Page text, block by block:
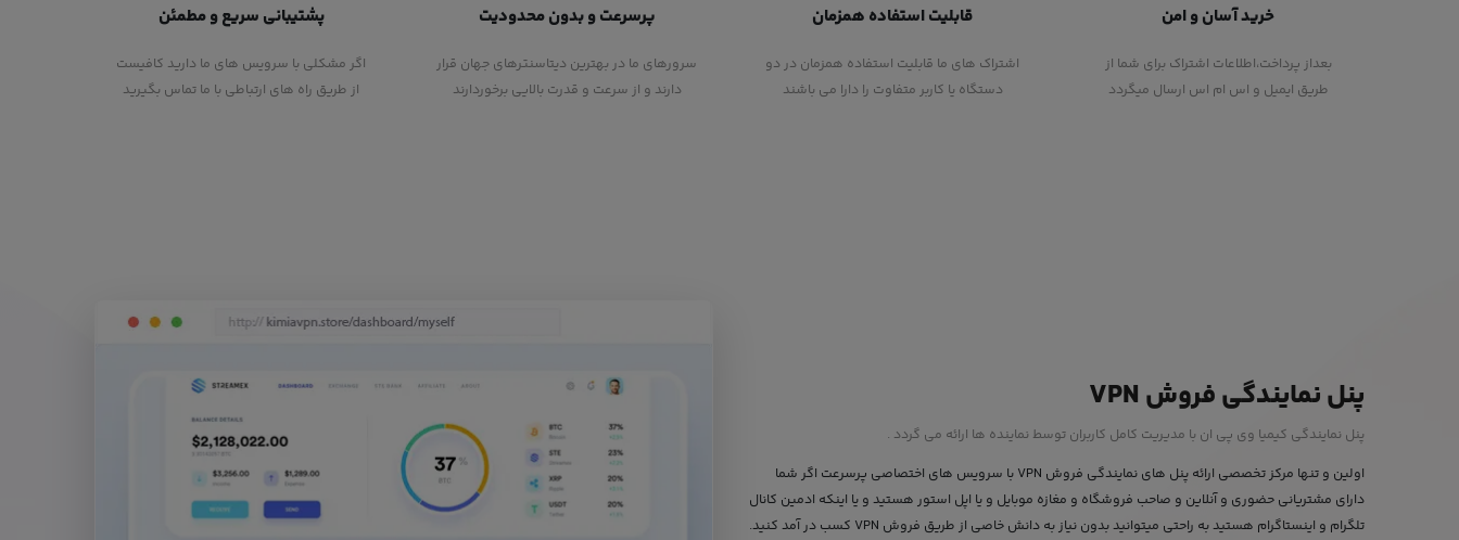
خرید آسان و امن
بعداز پرداخت،اطلاعات اشتراک برای شما از
طریق ایمیل و اس ام اس ارسال میگردد
قابلیت استفاده همزمان
اشتراک های ما قابلیت استفاده همزمان در دو
دستگاه یا کاربر متفاوت را دارا می باشند
پرسرعت و بدون محدودیت
سرورهای ما در بهترین دیتاسنترهای جهان قرار
دارند و از سرعت و قدرت بالایی برخوردارند
پشتیبانی سریع و مطمئن
اگر مشکلی با سرویس های ما دارید کافیست
از طریق راه های ارتباطی با ما تماس بگیرید
پنل نمایندگی فروش VPN
پنل نمایندگی کیمیا وی پی ان با مدیریت کامل کاربران توسط نماینده ها ارائه می گردد .
اولین و تنها مرکز تخصصی ارائه پنل های نمایندگی فروش VPN با سرویس های اختصاصی پرسرعت اگر شما
دارای مشتریانی حضوری و آنلاین و صاحب فروشگاه و مغازه موبایل و یا اپل استور هستید و یا اینکه ادمین کانال
تلگرام و اینستاگرام هستید به راحتی میتوانید بدون نیاز به دانش خاصی از طریق فروش VPN کسب در آمد کنید.